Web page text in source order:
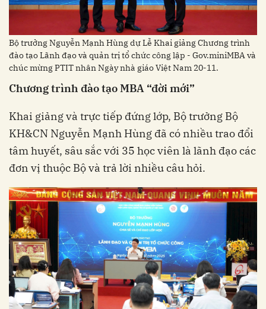
Bộ trưởng Nguyễn Mạnh Hùng dự Lễ Khai giảng Chương trình
đào tạo Lãnh đạo và quản trị tổ chức công lập - Gov.miniMBA và
chúc mừng PTIT nhân Ngày nhà giáo Việt Nam 20-11.
Chương trình đào tạo MBA “đời mới”
Khai giảng và trực tiếp đứng lớp, Bộ trưởng Bộ
KH&CN Nguyễn Mạnh Hùng đã có nhiều trao đổi
tâm huyết, sâu sắc với 35 học viên là lãnh đạo các
đơn vị thuộc Bộ và trả lời nhiều câu hỏi.